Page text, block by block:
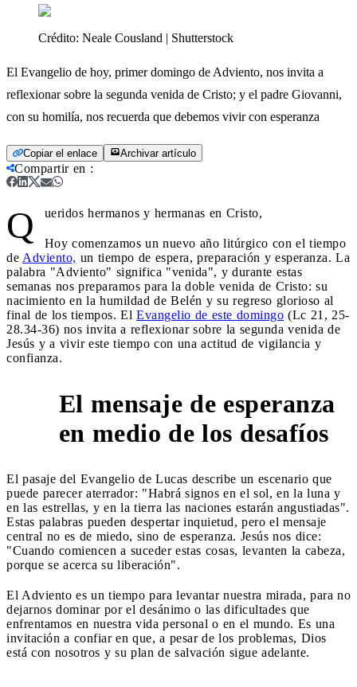
Crédito: Neale Cousland | Shutterstock
El Evangelio de hoy, primer domingo de Adviento, nos invita a
reflexionar sobre la segunda venida de Cristo; y el padre Giovanni,
con su homilía, nos recuerda que debemos vivir con esperanza
Copiar el enlace Archivar artículo
Compartir en :
Q ueridos hermanos y hermanas en Cristo,
Hoy comenzamos un nuevo año litúrgico con el tiempo
de Adviento, un tiempo de espera, preparación y esperanza. La
palabra "Adviento" significa "venida", y durante estas
semanas nos preparamos para la doble venida de Cristo: su
nacimiento en la humildad de Belén y su regreso glorioso al
final de los tiempos. El Evangelio de este domingo (Lc 21, 25-
28.34-36) nos invita a reflexionar sobre la segunda venida de
Jesús y a vivir este tiempo con una actitud de vigilancia y
confianza.
El mensaje de esperanza
en medio de los desafíos
El pasaje del Evangelio de Lucas describe un escenario que
puede parecer aterrador: "Habrá signos en el sol, en la luna y
en las estrellas, y en la tierra las naciones estarán angustiadas".
Estas palabras pueden despertar inquietud, pero el mensaje
central no es de miedo, sino de esperanza. Jesús nos dice:
"Cuando comiencen a suceder estas cosas, levanten la cabeza,
porque se acerca su liberación".
El Adviento es un tiempo para levantar nuestra mirada, para no
dejarnos dominar por el desánimo o las dificultades que
enfrentamos en nuestra vida personal o en el mundo. Es una
invitación a confiar en que, a pesar de los problemas, Dios
está con nosotros y su plan de salvación sigue adelante.